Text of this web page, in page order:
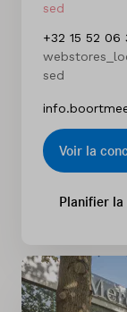
sed
+32 15 52 06
sed
Voir la
Planifier la